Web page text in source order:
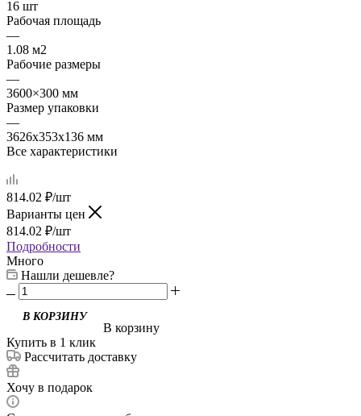
16 шт
Рабочая площадь
—
1.08 м2
Рабочие размеры
—
3600×300 мм
Размер упаковки
—
3626х353х136 мм
Все характеристики
814.02 ₽/шт
Варианты цен
814.02 ₽/шт
Подробности
Много
Нашли дешевле?
В корзину
Купить в 1 клик
Рассчитать доставку
Хочу в подарок